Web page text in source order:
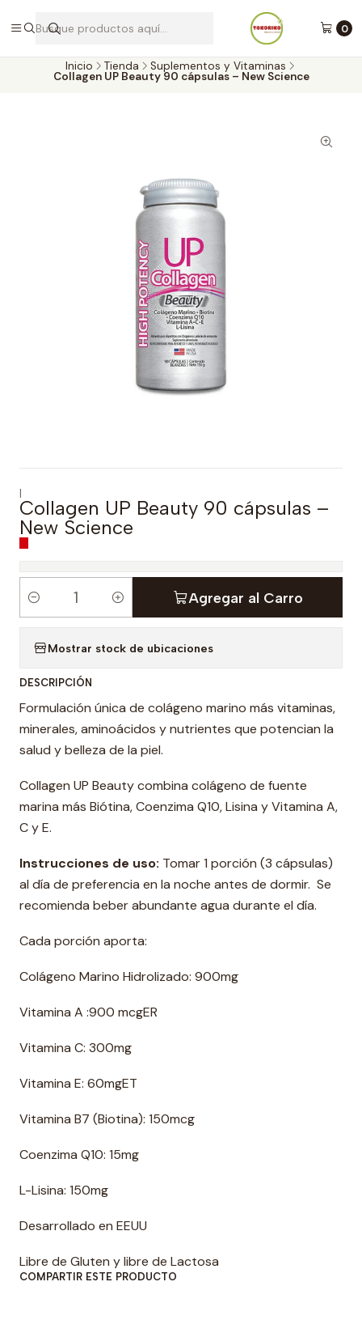
0
Envíos a todo Chile por Blue Express
Inicio Tienda Suplementos y Vitaminas
Collagen UP Beauty 90 cápsulas – New Science
|
Collagen UP Beauty 90 cápsulas –
New Science
d
a
d
Agregar al Carro
Mostrar stock de ubicaciones
DESCRIPCIÓN
Formulación única de colágeno marino más vitaminas,
minerales, aminoácidos y nutrientes que potencian la
salud y belleza de la piel.
Collagen UP Beauty combina colágeno de fuente
marina más Biótina, Coenzima Q10, Lisina y Vitamina A,
C y E.
Instrucciones de uso: Tomar 1 porción (3 cápsulas)
al día de preferencia en la noche antes de dormir. Se
recomienda beber abundante agua durante el día.
Cada porción aporta:
Colágeno Marino Hidrolizado: 900mg
Vitamina A :900 mcgER
Vitamina C: 300mg
Vitamina E: 60mgET
Vitamina B7 (Biotina): 150mcg
Coenzima Q10: 15mg
L-Lisina: 150mg
Desarrollado en EEUU
Libre de Gluten y libre de Lactosa
COMPARTIR ESTE PRODUCTO